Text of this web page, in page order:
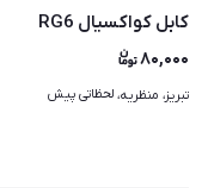
کابل کواکسیال RG6
۸۰,۰۰۰
تبریز، منظریه، لحظاتی پیش